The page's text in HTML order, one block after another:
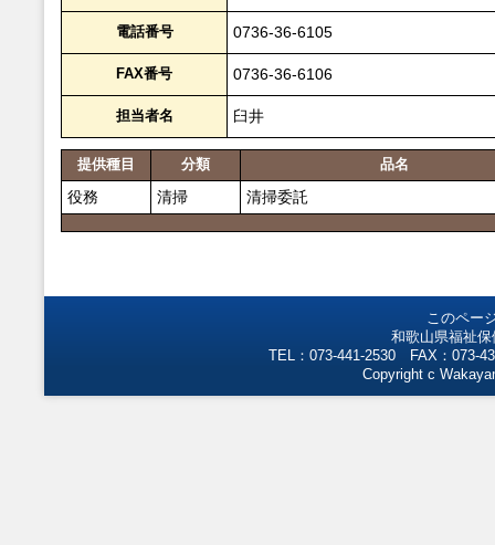
電話番号 0736-36-6105
FAX番号 0736-36-6106
担当者名 臼井
提供種目 分類 品名
役務 清掃 清掃委託
このペー
和歌山県福祉
TEL：073-441-2530 FAX：073-
Copyright c